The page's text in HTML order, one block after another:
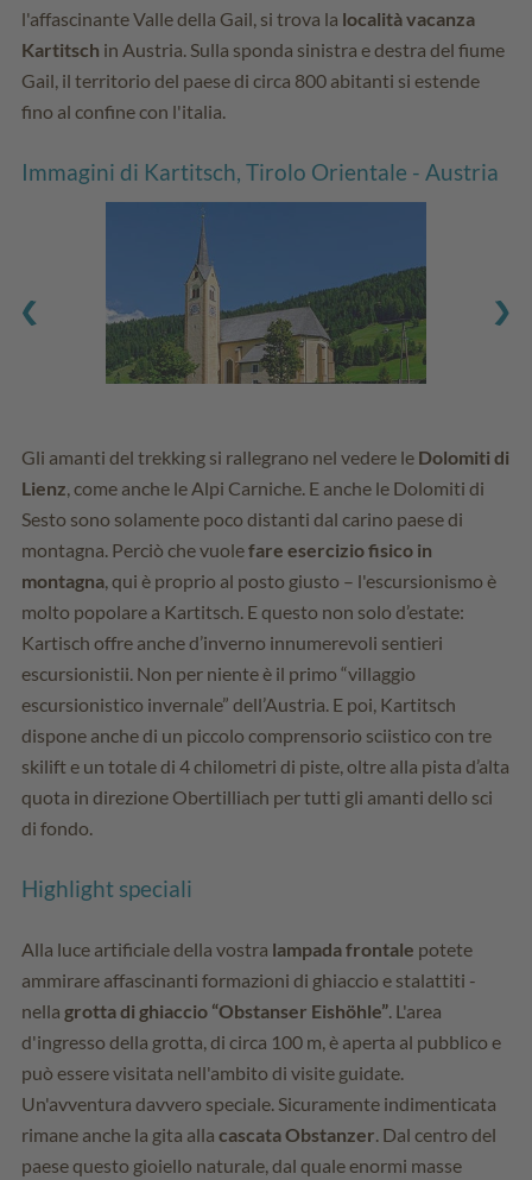
l'affascinante Valle della Gail, si trova la località vacanza
Kartitsch in Austria. Sulla sponda sinistra e destra del fiume
Gail, il territorio del paese di circa 800 abitanti si estende
fino al confine con l'italia.
Immagini di Kartitsch, Tirolo Orientale - Austria
Gli amanti del trekking si rallegrano nel vedere le Dolomiti di
Lienz , come anche le Alpi Carniche. E anche le Dolomiti di
Sesto sono solamente poco distanti dal carino paese di
montagna. Perciò che vuolefare esercizio fisico in
montagna , qui è proprio al posto giusto – l'escursionismo è
molto popolare a Kartitsch. E questo non solo d’estate:
Kartisch offre anche d’inverno innumerevoli sentieri
escursionistii. Non per niente è il primo “villaggio
escursionistico invernale” dell’Austria. E poi, Kartitsch
dispone anche di un piccolo comprensorio sciistico con tre
skilift e un totale di 4 chilometri di piste, oltre alla pista d’alta
quota in direzione Obertilliach per tutti gli amanti dello sci
di fondo.
Highlight speciali
Alla luce artificiale della vostra lampada frontale potete
ammirare affascinanti formazioni di ghiaccio e stalattiti -
nella grotta di ghiaccio “Obstanser Eishöhle” . L'area
d'ingresso della grotta, di circa 100 m, è aperta al pubblico e
può essere visitata nell'ambito di visite guidate.
Un'avventura davvero speciale. Sicuramente indimenticata
rimane anche la gita alla cascata Obstanzer . Dal centro del
paese questo gioiello naturale, dal quale enormi masse